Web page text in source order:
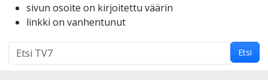
sivun osoite on kirjoitettu väärin
linkki on vanhentunut
Hakutulokset
haulle:
Etsi